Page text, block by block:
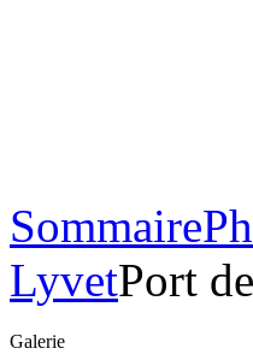
Sommaire
LyvetPort
Galerie